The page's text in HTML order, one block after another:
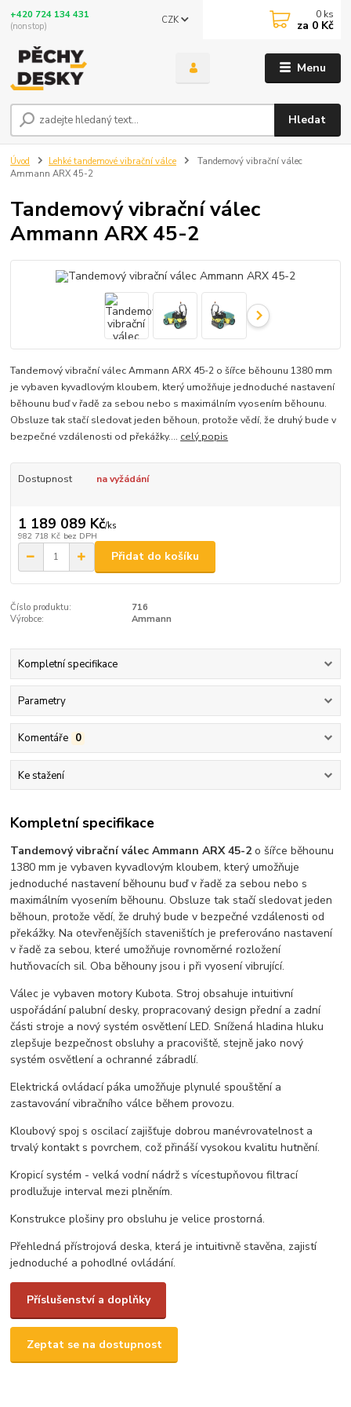
Menu
CZK
Hledat
+420 724 134 431
(nonstop)
0 ks
za 0 Kč
Úvod Lehké tandemové vibrační válce
Tandemový vibrační válec
Ammann ARX 45-2
Tandemový vibrační válec
Ammann ARX 45-2
Tandemový vibrační válec Ammann ARX 45-2 o šířce běhounu 1380 mm
je vybaven kyvadlovým kloubem, který umožňuje jednoduché nastavení
běhounu buď v řadě za sebou nebo s maximálním vyosením běhounu.
Obsluze tak stačí sledovat jeden běhoun, protože vědí, že druhý bude v
bezpečné vzdálenosti od překážky.... celý popis
Dostupnost na vyžádání
1 189 089 Kč/ks
982 718 Kč bez DPH
Přidat do košíku
Číslo produktu:
716
Výrobce:
Ammann
Kompletní specifikace
Parametry
Komentáře 0
Ke stažení
Kompletní specifikace
Tandemový vibrační válec Ammann ARX 45-2 o šířce běhounu
1380 mm je vybaven kyvadlovým kloubem, který umožňuje
jednoduché nastavení běhounu buď v řadě za sebou nebo s
maximálním vyosením běhounu. Obsluze tak stačí sledovat jeden
běhoun, protože vědí, že druhý bude v bezpečné vzdálenosti od
překážky. Na otevřenějších staveništích je preferováno nastavení
v řadě za sebou, které umožňuje rovnoměrné rozložení
hutňovacích sil. Oba běhouny jsou i při vyosení vibrující.
Válec je vybaven motory Kubota.Stroj obsahuje intuitivní
uspořádání palubní desky, propracovaný design přední a zadní
části stroje a nový systém osvětlení LED. Snížená hladina hluku
zlepšuje bezpečnost obsluhy a pracoviště, stejně jako nový
systém osvětlení a ochranné zábradlí.
Elektrická ovládací páka umožňuje plynulé spouštění a
zastavování vibračního válce během provozu.
Kloubový spoj s oscilací zajišťuje dobrou manévrovatelnost a
trvalý kontakt s povrchem, což přináší vysokou kvalitu hutnění.
Kropicí systém - velká vodní nádrž s vícestupňovou filtrací
prodlužuje interval mezi plněním.
Konstrukce plošiny pro obsluhu je velice prostorná.
Přehledná přístrojová deska, která je intuitivně stavěna, zajistí
jednoduché a pohodlné ovládání.
Příslušenství a doplňky
Zeptat se na dostupnost